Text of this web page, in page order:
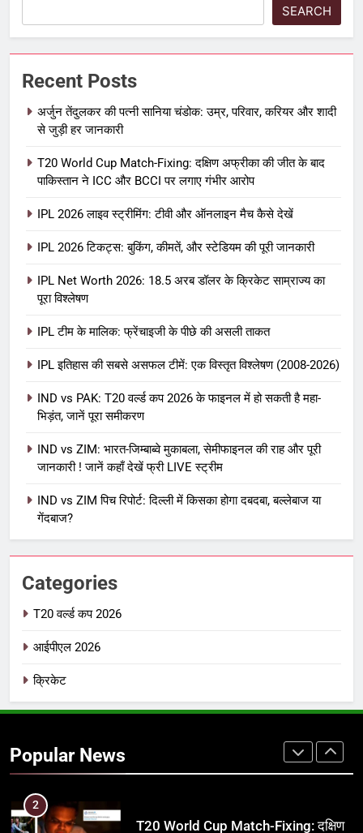
SEARCH
Recent Posts
अर्जुन तेंदुलकर की पत्नी सानिया चंडोक: उम्र, परिवार, करियर और शादी
से जुड़ी हर जानकारी
T20 World Cup Match-Fixing: दक्षिण अफ्रीका की जीत के बाद
पाकिस्तान ने ICC और BCCI पर लगाए गंभीर आरोप
IPL 2026 लाइव स्ट्रीमिंग: टीवी और ऑनलाइन मैच कैसे देखें
IPL 2026 टिकट्स: बुकिंग, कीमतें, और स्टेडियम की पूरी जानकारी
IPL Net Worth 2026: 18.5 अरब डॉलर के क्रिकेट साम्राज्य का
पूरा विश्लेषण
IPL टीम के मालिक: फ्रेंचाइजी के पीछे की असली ताकत
IPL इतिहास की सबसे असफल टीमें: एक विस्तृत विश्लेषण (2008-2026)
IND vs PAK: T20 वर्ल्ड कप 2026 के फाइनल में हो सकती है महा-
भिड़ंत, जानें पूरा समीकरण
IND vs ZIM: भारत-जिम्बाब्वे मुकाबला, सेमीफाइनल की राह और पूरी
जानकारी ! जानें कहाँ देखें फ्री LIVE स्ट्रीम
IND vs ZIM पिच रिपोर्ट: दिल्ली में किसका होगा दबदबा, बल्लेबाज या
गेंदबाज?
Categories
T20 वर्ल्ड कप 2026
आईपीएल 2026
क्रिकेट
Popular News
IPL Net Worth 2026: 18.5 अरब डॉलर
आईपीएल 2026 क्रिकेट
IPL टीम के मालिक: फ्रेंचाइजी के पीछे की
असली ताकत
आईपीएल 2026 क्रिकेट
IPL इतिहास की सबसे असफल टीमें: एक
8
अर्जुन तेंदुलकर की पत्नी सानिया चंडोक:
उम्र, परिवार, करियर और शादी से जुड़ी हर
2
T20 World Cup Match-Fixing: दक्षिण